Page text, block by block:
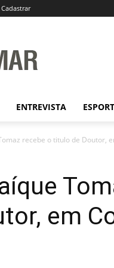
ENTREVISTA
recebe o titulo de Doutor,
em